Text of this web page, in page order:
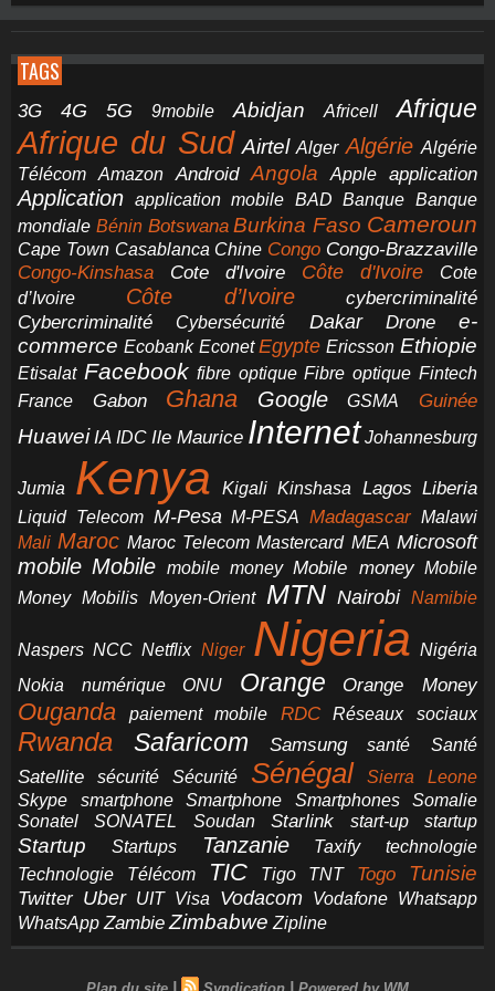
TAGS
3G 4G 5G 9mobile Abidjan Africell Afrique
Afrique du Sud Airtel Alger Algérie Algérie
Télécom
Amazon Android Angola Apple application
Application application mobile BAD Banque Banque
mondiale Bénin Botswana Burkina Faso Cameroun
Cape Town Casablanca Chine Congo Congo-Brazzaville
Congo-Kinshasa Cote d'Ivoire Côte d'Ivoire
Cote
d’Ivoire
Côte d’Ivoire
cybercriminalité
Cybercriminalité
Cybersécurité Dakar Drone
e-
commerce Ecobank Econet Egypte Ericsson Ethiopie
Etisalat Facebook fibre optique Fibre optique Fintech
France
Gabon Ghana Google GSMA Guinée
Huawei IA IDC Ile Maurice Internet Johannesburg
Jumia Kenya Kigali Kinshasa Lagos Liberia
Liquid Telecom M-Pesa M-PESA Madagascar Malawi
Mali Maroc Maroc Telecom Mastercard MEA Microsoft
mobile Mobile mobile money Mobile money Mobile
Money Mobilis Moyen-Orient MTN Nairobi Namibie
Naspers NCC Netflix Niger Nigeria Nigéria
Nokia
numérique ONU Orange Orange Money
Ouganda paiement mobile RDC Réseaux sociaux
Rwanda Safaricom Samsung santé Santé
Satellite sécurité Sécurité Sénégal
Sierra Leone
Skype
smartphone Smartphone Smartphones
Somalie
Sonatel
SONATEL Soudan Starlink start-up startup
Startup Startups Tanzanie Taxify
technologie
Technologie
Télécom TIC Tigo TNT Togo Tunisie
Twitter Uber UIT Visa Vodacom Vodafone Whatsapp
WhatsApp Zambie Zimbabwe Zipline
| |